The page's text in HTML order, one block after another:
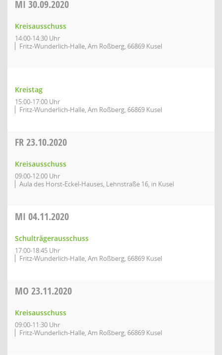
MI 30.09.2020
Kreisausschuss
14:00-14:30 Uhr
Fritz-Wunderlich-Halle, Am Roßberg, 66869 Kusel
Kreistag
15:00-17:00 Uhr
Fritz-Wunderlich-Halle, Am Roßberg, 66869 Kusel
FR23.10.2020
Kreisausschuss
09:00-12:00 Uhr
Aula des Horst-Eckel-Hauses, Lehnstraße 16, in Kusel
MI 04.11.2020
Schulträgerausschuss
17:00-18:45 Uhr
Fritz-Wunderlich-Halle, Am Roßberg, 66869 Kusel
MO 23.11.2020
Kreisausschuss
09:00-11:30 Uhr
Fritz-Wunderlich-Halle, Am Roßberg, 66869 Kusel